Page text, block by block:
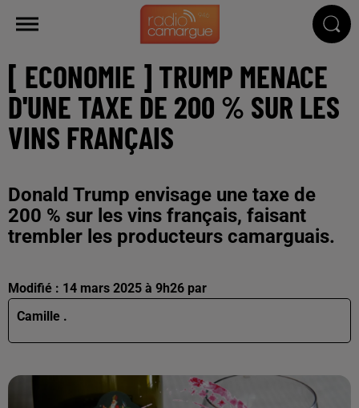
[ ECONOMIE ] TRUMP MENACE
D'UNE TAXE DE 200 % SUR LES
VINS FRANÇAIS
Donald Trump envisage une taxe de
200 % sur les vins français, faisant
trembler les producteurs camarguais.
Modifié : 14 mars 2025 à 9h26 par
Camille .